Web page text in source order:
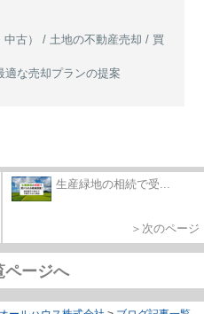
中古） / 土地の不動産売却 / 買
適な売却プランの提案
生産緑地の相続で受...
＞次のページ
ページへ